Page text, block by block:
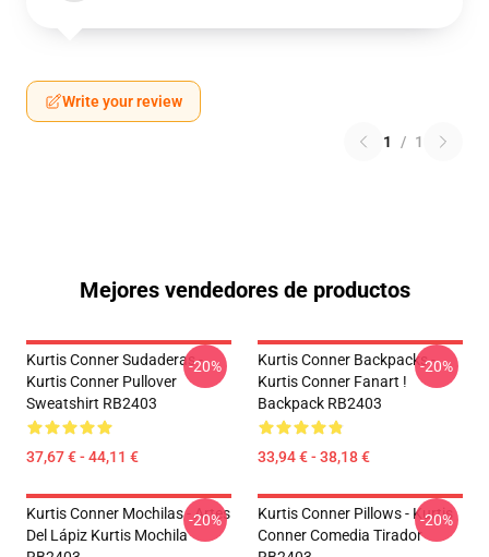
Write your review
1 / 1
Mejores vendedores de productos
Kurtis Conner Sudaderas -
Kurtis Conner Pullover
Sweatshirt RB2403
37,67 € - 44,11 €
-20%
Kurtis Conner Backpacks -
Kurtis Conner Fanart !
Backpack RB2403
33,94 € - 38,18 €
-20%
Kurtis Conner Mochilas - Artes
Del Lápiz Kurtis Mochila
-20%
Kurtis Conner Pillows - Kurtis
Conner Comedia Tirador
-20%